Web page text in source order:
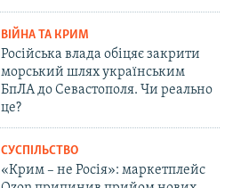
ВІЙНА ТА КРИМ
Російська влада обіцяє закрити
морський шлях українським
БпЛА до Севастополя. Чи реально
це?
СУСПІЛЬСТВО
«Крим – не Росія»: маркетплейс